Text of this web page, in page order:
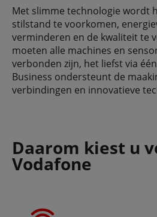
Met slimme technologie wordt
stilstand te voorkomen,
verminderen en de kwaliteit te
moeten alle machines en
verbonden zijn, het liefst via
Business ondersteunt de
verbindingen en innovatieve
Daarom kiest u
Vodafone